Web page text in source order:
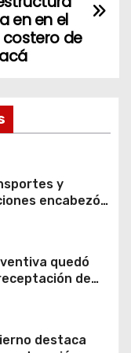
en en el
de
y
encabezó
coordinación
cables en
quedó
de
en $1.600
destaca